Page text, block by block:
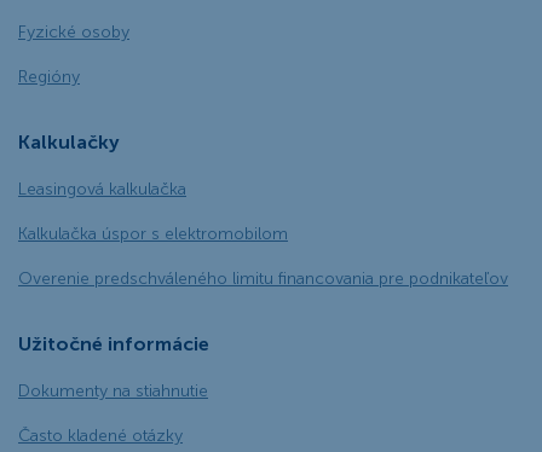
Fyzické osoby
Regióny
Kalkulačky
Leasingová kalkulačka
Kalkulačka úspor s elektromobilom
Overenie predschváleného limitu financovania pre podnikateľov
Užitočné informácie
Dokumenty na stiahnutie
Často kladené otázky